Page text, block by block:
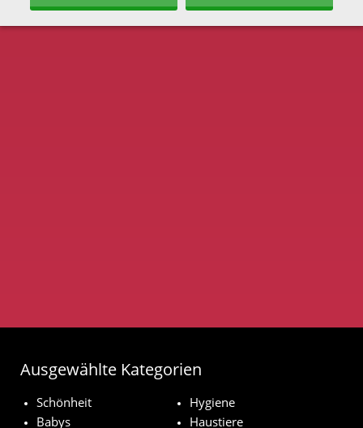
Ausgewählte Kategorien
Schönheit
Hygiene
Babys
Haustiere